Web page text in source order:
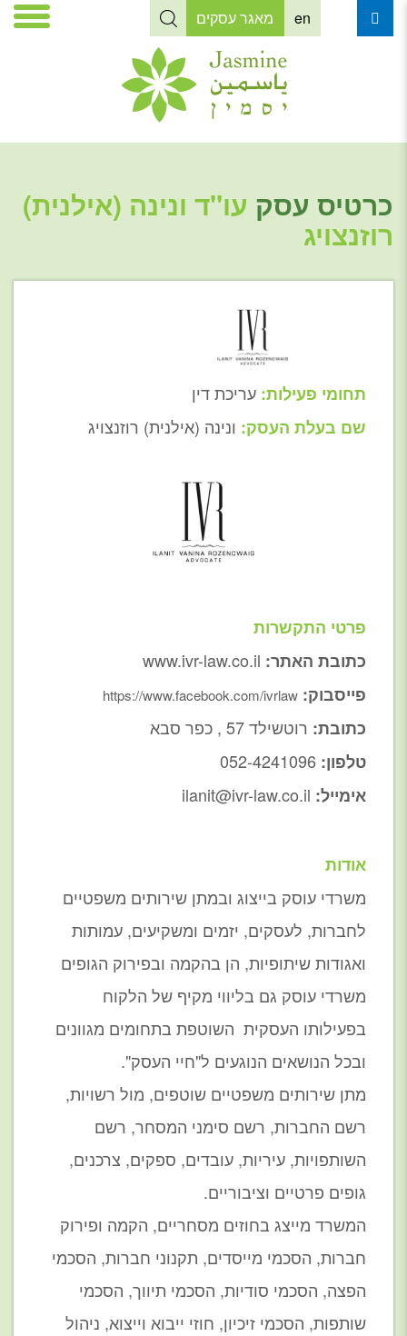
en מאגר עסקים
כרטיס עסק עו"ד ונינה (אילנית)
רוזנצויג
תחומי פעילות: עריכת דין
שם בעלת העסק: ונינה (אילנית) רוזנצויג
פרטי התקשרות
כתובת האתר: www.ivr-law.co.il
פייסבוק: https://www.facebook.com/ivrlaw
כתובת: רוטשילד 57 , כפר סבא
טלפון: 052-4241096
אימייל: ilanit@ivr-law.co.il
אודות
משרדי עוסק בייצוג ובמתן שירותים משפטיים
לחברות, לעסקים, יזמים ומשקיעים, עמותות
ואגודות שיתופיות, הן בהקמה ובפירוק הגופים
משרדי עוסק גם בליווי מקיף של הלקוח
בפעילותו העסקית השוטפת בתחומים מגוונים
ובכל הנושאים הנוגעים ל"חיי העסק".
מתן שירותים משפטיים שוטפים, מול רשויות,
רשם החברות, רשם סימני המסחר, רשם
השותפויות, עיריות, עובדים, ספקים, צרכנים,
גופים פרטיים וציבוריים.
המשרד מייצג בחוזים מסחריים, הקמה ופירוק
חברות, הסכמי מייסדים, תקנוני חברות, הסכמי
הפצה, הסכמי סודיות, הסכמי תיווך, הסכמי
שותפות, הסכמי זיכיון, חוזי ייבוא וייצוא, ניהול